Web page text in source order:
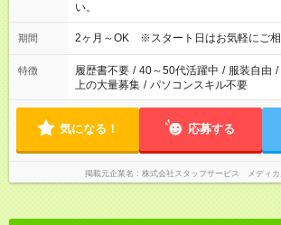
い。
期間 2ヶ月～OK ※スタート日はお気軽にご相
特徴 履歴書不要 / 40～50代活躍中 / 服装自由 /
上の大量募集 / パソコンスキル不要
気になる！ 応募する
掲載元企業名 株式会社スタッフサービス メディカ